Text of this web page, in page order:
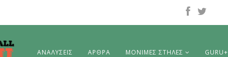
ΑΝΑΛΥΣΕΙΣ ΑΡΘΡΑ ΜΟΝΙΜΕΣ ΣΤΗΛΕΣ GURU+